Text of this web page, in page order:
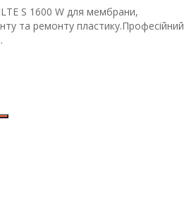
S 1600 W для мембрани,
та ремонту пластику.Професійний